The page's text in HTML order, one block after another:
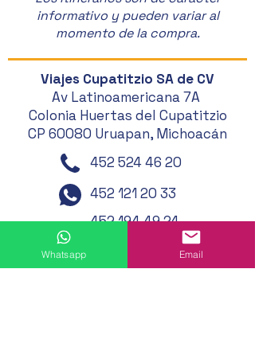
informativo y pueden variar al
momento de la compra.
Viajes Cupatitzio SA de CV
Av Latinoamericana 7A
Colonia Huertas del Cupatitzio
CP 60080 Uruapan, Michoacán
452 524 46 20
452 121 20 33
452 194 49 24
Whatsapp Email